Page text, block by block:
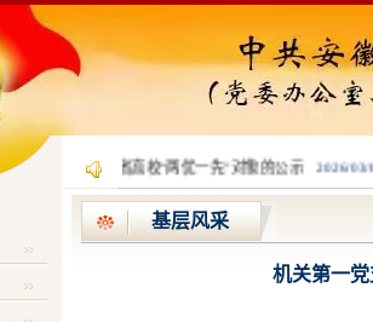
·关于推荐申报全省高校“两优一先”对象的公示 2026/03/08
基层风采
机关第一